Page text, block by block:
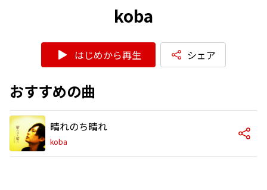
koba
はじめから再生 シェア
おすすめの曲
晴れのち晴れ
koba